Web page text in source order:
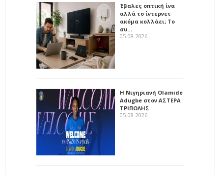
Έβαλες οπτική ίνα
αλλά το ίντερνετ
ακόμα κολλάει; Το
συ…
05-08-2026
Η Νιγηριανή Olamide
Adugbe στον ΑΣΤΕΡΑ
ΤΡΙΠΟΛΗΣ
05-08-2026